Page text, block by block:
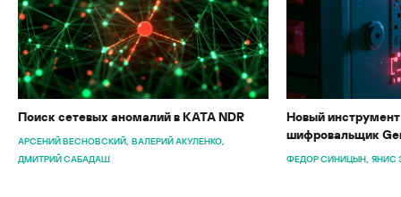
Поиск сетевых аномалий в KATA NDR
АРСЕНИЙ ВЕСНОВСКИЙ ВАЛЕРИЙ АКУЛЕНКО
ДМИТРИЙ САБАДАШ
Новый
шифровальщик
ФЕДОР СИНИЦЫН ЯНИС